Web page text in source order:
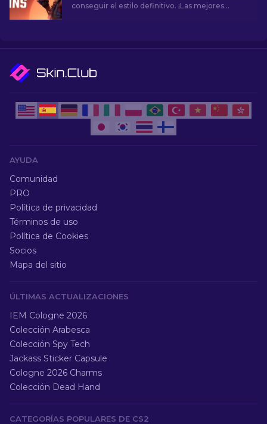
conseguir el estilo definitivo. ¡Las mejores
AYUDA
Comunidad
PRO
Política de privacidad
Términos de uso
Política de Cookies
Socios
Mapa del sitio
ÚLTIMAS ACTUALIZACIONES
IEM Cologne 2026
Colección Arabesca
Colección Spy Tech
Jackass Sticker Capsule
Cologne 2026 Charms
Colección Dead Hand
CATEGORÍAS POPULARES DE CS2